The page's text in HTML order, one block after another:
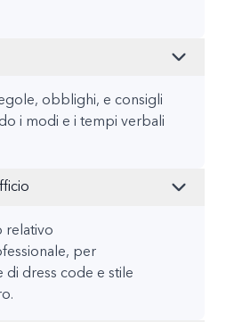
obblighi, e consigli
i modi e i tempi verbali
relativo
per
di dress code e stile